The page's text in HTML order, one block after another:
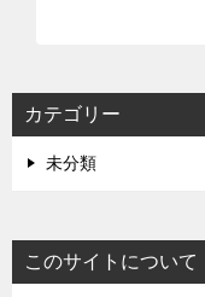
カテゴリー
未分類
このサイトについて